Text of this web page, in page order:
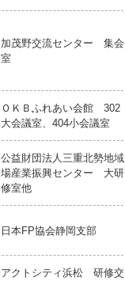
加茂野交流センター 集会
室
ＯＫＢふれあい会館 302
大会議室、404小会議室
公益財団法人三重北勢地域
場産業振興センター 大研
修室他
日本FP協会静岡支部
アクトシティ浜松 研修交